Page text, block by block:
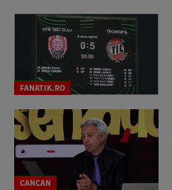
FANATIK.RO
CANCAN